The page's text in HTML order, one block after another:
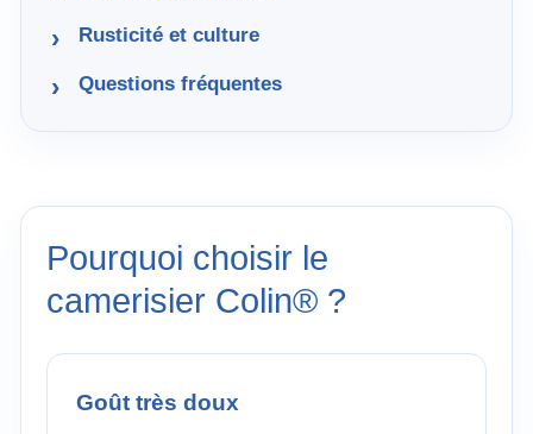
Rusticité et culture
Questions fréquentes
Pourquoi choisir le
camerisier Colin® ?
Goût très doux